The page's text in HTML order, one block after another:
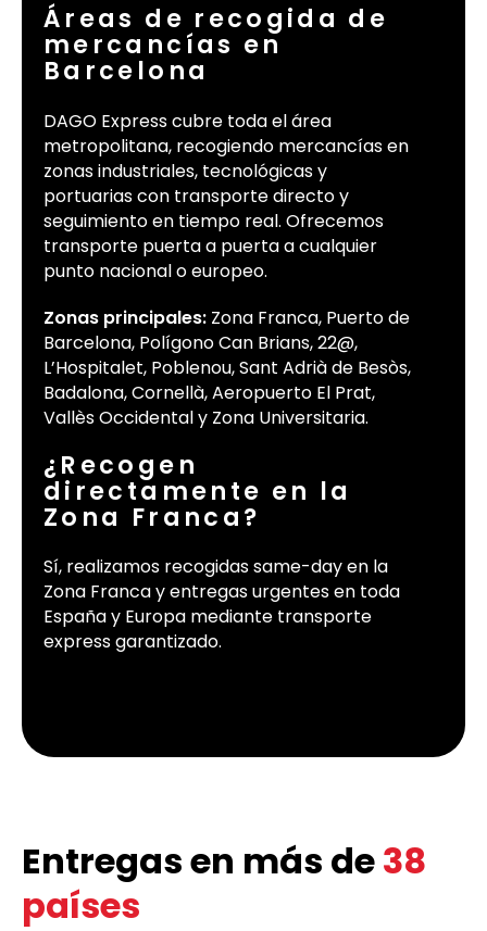
Áreas de recogida de
mercancías en
Barcelona
DAGO Express cubre toda el área
metropolitana, recogiendo mercancías en
zonas industriales, tecnológicas y
portuarias con transporte directo y
seguimiento en tiempo real. Ofrecemos
transporte puerta a puerta a cualquier
punto nacional o europeo.
Zonas principales: Zona Franca, Puerto de
Barcelona, Polígono Can Brians, 22@,
L’Hospitalet, Poblenou, Sant Adrià de Besòs,
Badalona, Cornellà, Aeropuerto El Prat,
Vallès Occidental y Zona Universitaria.
¿Recogen
directamente en la
Zona Franca?
Sí, realizamos recogidas same-day en la
Zona Franca y entregas urgentes en toda
España y Europa mediante transporte
express garantizado.
Entregas en más de38
países